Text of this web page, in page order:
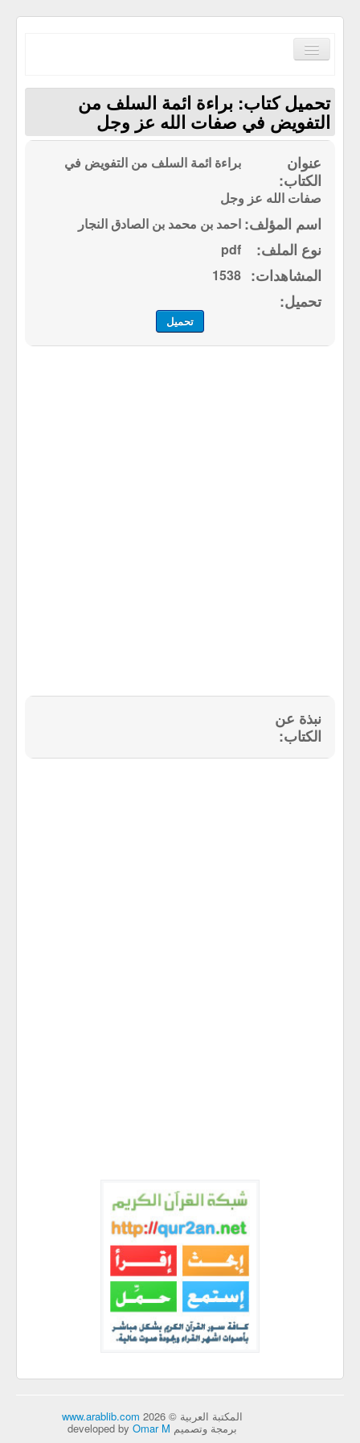
Toggle
Navigation
الصفحة الرئيسية
الكتب حسب الترتيب الابجدي
مكتبة القرآن الكريم
تحميل كتاب: براءة ائمة السلف من
التفويض في صفات الله عز وجل
براءة ائمة السلف من التفويض في
صفات الله عز وجل
احمد بن محمد بن الصادق النجار
pdf
1538
تحميل
المكتبة العربية © 2026 www.arablib.com
برمجة وتصميم developed by Omar M